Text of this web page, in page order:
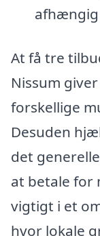
At få tre
Nissum
forskellige
Desuden
det
at betale for
vigtigt i et
hvor lokale